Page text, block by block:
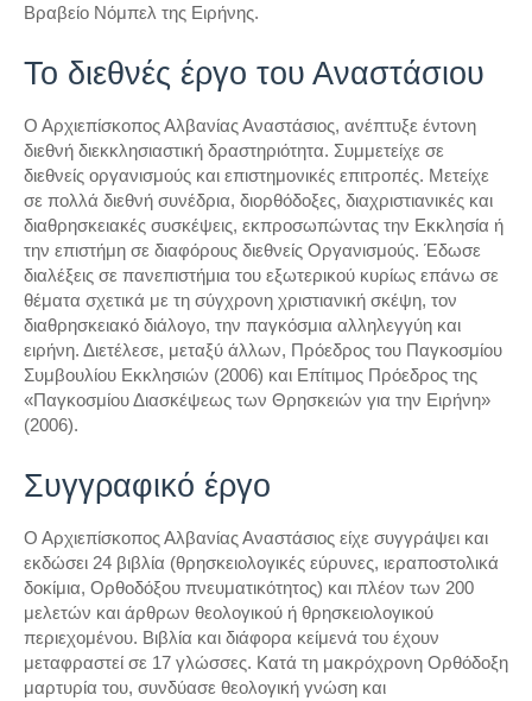
Βραβείο Νόμπελ της Ειρήνης.
Το διεθνές έργο του Αναστάσιου
Ο Αρχιεπίσκοπος Αλβανίας Αναστάσιος, ανέπτυξε έντονη
διεθνή διεκκλησιαστική δραστηριότητα. Συμμετείχε σε
διεθνείς οργανισμούς και επιστημονικές επιτροπές. Μετείχε
σε πολλά διεθνή συνέδρια, διορθόδοξες, διαχριστιανικές και
διαθρησκειακές συσκέψεις, εκπροσωπώντας την Εκκλησία ή
την επιστήμη σε διαφόρους διεθνείς Οργανισμούς. Έδωσε
διαλέξεις σε πανεπιστήμια του εξωτερικού κυρίως επάνω σε
θέματα σχετικά με τη σύγχρονη χριστιανική σκέψη, τον
διαθρησκειακό διάλογο, την παγκόσμια αλληλεγγύη και
ειρήνη. Διετέλεσε, μεταξύ άλλων, Πρόεδρος του Παγκοσμίου
Συμβουλίου Εκκλησιών (2006) και Επίτιμος Πρόεδρος της
«Παγκοσμίου Διασκέψεως των Θρησκειών για την Ειρήνη»
(2006).
Συγγραφικό έργο
Ο Αρχιεπίσκοπος Αλβανίας Αναστάσιος είχε συγγράψει και
εκδώσει 24 βιβλία (θρησκειολογικές εύρυνες, ιεραποστολικά
δοκίμια, Ορθοδόξου πνευματικότητος) και πλέον των 200
μελετών και άρθρων θεολογικού ή θρησκειολογικού
περιεχομένου. Βιβλία και διάφορα κείμενά του έχουν
μεταφραστεί σε 17 γλώσσες. Κατά τη μακρόχρονη Ορθόδοξη
μαρτυρία του, συνδύασε θεολογική γνώση και